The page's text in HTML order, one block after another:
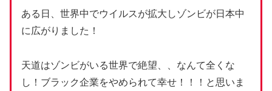
ある日、世界中でウイルスが拡大しゾンビが日本中
に広がりました！
天道はゾンビがいる世界で絶望、、なんて全くな
し！ブラック企業をやめられて幸せ！！！と思いま